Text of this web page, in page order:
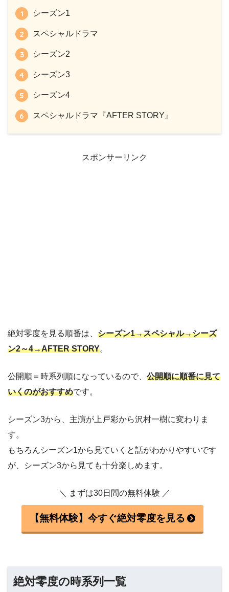
シーズン1
スペシャルドラマ
シーズン2
シーズン3
シーズン4
スペシャルドラマ『AFTER STORY』
スポンサーリンク
絶対零度を見る順番は、 シーズン1→スペシャル→シーズ
ン2～4→AFTER STORY。
公開順＝時系列順になっているので、 公開順に順番に見て
いくのがおすすめです。
シーズン3から、主演が上戸彩から沢村一樹に変わりま
す。
もちろんシーズン1から見ていくと話がわかりやすいです
が、シーズン3から見ても十分楽しめます。
＼ まずは30日間の無料体験 ／
【無料体験】今すぐ絶対零度を見る
絶対零度の時系列一覧